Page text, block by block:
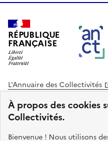
À propos des cookies
Collectivités.
Bienvenue ! Nous utilisons
RÉPUBLIQUE
FRANÇAISE
L'Annuaire des Collectivités
des Territoires
Cohésion des Territoires
.
est disponible en licence
avec le système de design de